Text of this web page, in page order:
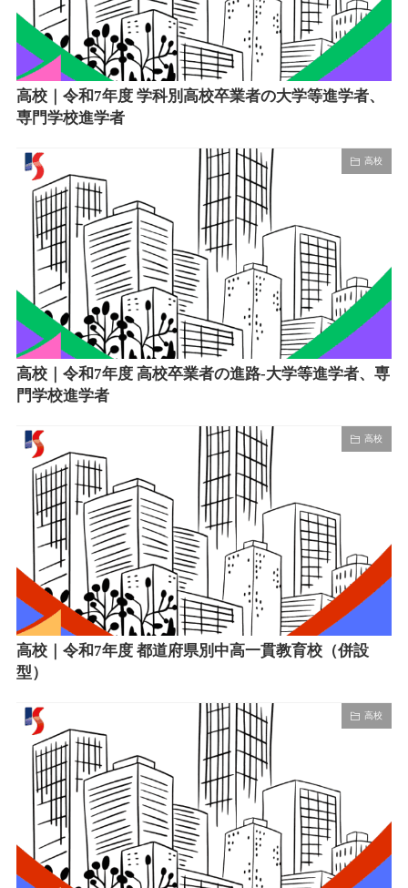
高校｜令和7年度 学科別高校卒業者の大学等進学者、
専門学校進学者
高校
高校｜令和7年度 高校卒業者の進路-大学等進学者、専
門学校進学者
高校
高校｜令和7年度 都道府県別中高一貫教育校（併設
型）
高校